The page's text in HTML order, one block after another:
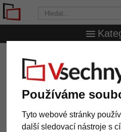
Používáme
Tyto webové stránky
další sledovací nástroje s
hliníkových lišt Quadro
Páry hliníkových